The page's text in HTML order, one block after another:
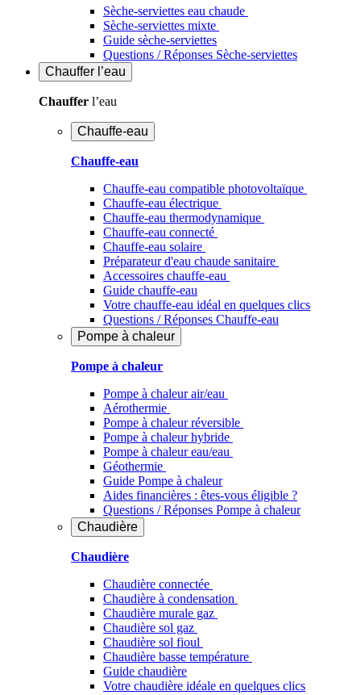
Sèche-serviettes eau chaude
Sèche-serviettes mixte
Guide sèche-serviettes
Questions / Réponses Sèche-serviettes
Chauffer l’eau
Chauffer l’eau
Chauffe-eau
Chauffe-eau
Chauffe-eau compatible photovoltaïque
Chauffe-eau électrique
Chauffe-eau thermodynamique
Chauffe-eau connecté
Chauffe-eau solaire
Préparateur d'eau chaude sanitaire
Accessoires chauffe-eau
Guide chauffe-eau
Votre chauffe-eau idéal en quelques clics
Questions / Réponses Chauffe-eau
Pompe à chaleur
Pompe à chaleur
Pompe à chaleur air/eau
Aérothermie
Pompe à chaleur réversible
Pompe à chaleur hybride
Pompe à chaleur​ eau/eau
Géothermie
Guide Pompe à chaleur
Aides financières : êtes-vous éligible ?
Questions / Réponses Pompe à chaleur
Chaudière
Chaudière
Chaudière connectée
Chaudière à condensation
Chaudière murale gaz
Chaudière sol gaz
Chaudière sol fioul
Chaudière basse température
Guide chaudière
Votre chaudière idéale en quelques clics